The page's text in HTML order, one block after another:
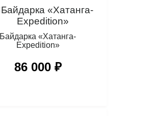
Байдарка «Хатанга-
Expedition»
86 000 ₽